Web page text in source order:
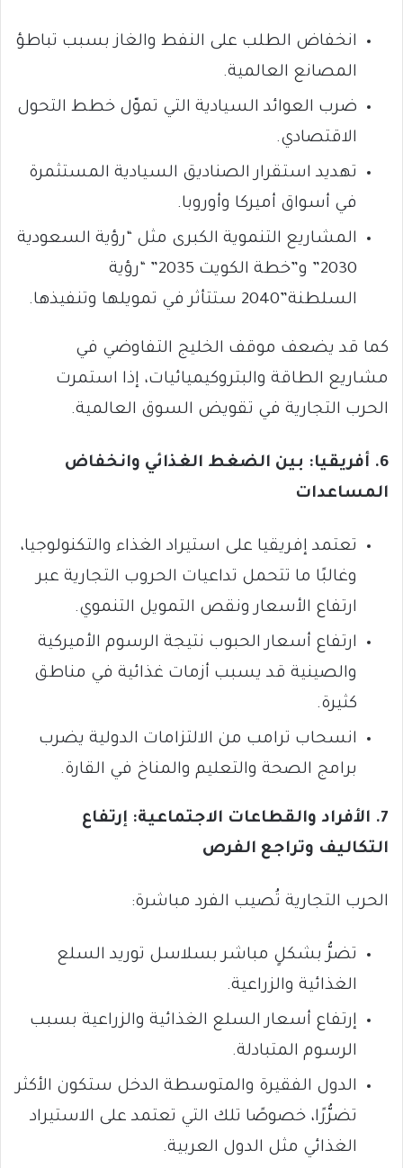
انخفاض الطلب على النفط والغاز بسبب تباطؤ
المصانع العالمية.
ضرب العوائد السيادية التي تموّل خطط التحول
الاقتصادي.
تهديد استقرار الصناديق السيادية المستثمرة
في أسواق أميركا وأوروبا.
المشاريع التنموية الكبرى مثل “رؤية السعودية
2030” و”خطة الكويت 2035” “رؤية
السلطنة”2040 ستتأثر في تمويلها وتنفيذها.
كما قد يضعف موقف الخليج التفاوضي في
مشاريع الطاقة والبتروكيميائيات، إذا استمرت
الحرب التجارية في تقويض السوق العالمية.
6. أفريقيا: بين الضغط الغذائي وانخفاض
المساعدات
تعتمد إفريقيا على استيراد الغذاء والتكنولوجيا،
وغالبًا ما تتحمل تداعيات الحروب التجارية عبر
ارتفاع الأسعار ونقص التمويل التنموي.
ارتفاع أسعار الحبوب نتيجة الرسوم الأميركية
والصينية قد يسبب أزمات غذائية في مناطق
كثيرة.
انسحاب ترامب من الالتزامات الدولية يضرب
برامج الصحة والتعليم والمناخ في القارة.
7. الأفراد والقطاعات الاجتماعية: إرتفاع
التكاليف وتراجع الفرص
الحرب التجارية تُصيب الفرد مباشرة:
تضرُّ بشكلٍ مباشر بسلاسل توريد السلع
الغذائية والزراعية.
إرتفاع أسعار السلع الغذائية والزراعية بسبب
الرسوم المتبادلة.
الدول الفقيرة والمتوسطة الدخل ستكون الأكثر
تضرُّرًا، خصوصًا تلك التي تعتمد على الاستيراد
الغذائي مثل الدول العربية.